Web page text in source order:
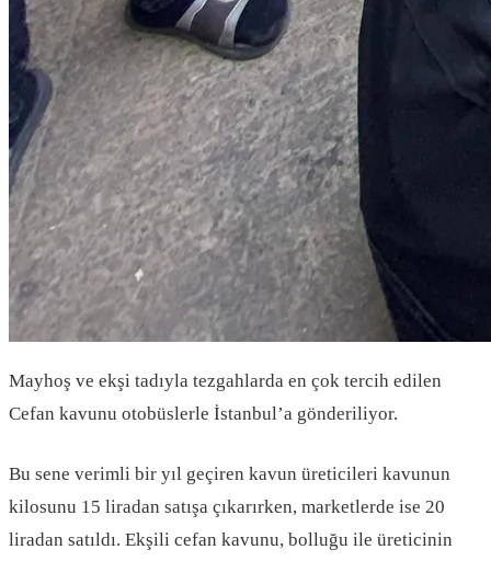
Mayhoş ve ekşi tadıyla tezgahlarda en çok tercih edilen
Cefan kavunu otobüslerle İstanbul’a gönderiliyor.
Bu sene verimli bir yıl geçiren kavun üreticileri kavunun
kilosunu 15 liradan satışa çıkarırken, marketlerde ise 20
liradan satıldı. Ekşili cefan kavunu, bolluğu ile üreticinin